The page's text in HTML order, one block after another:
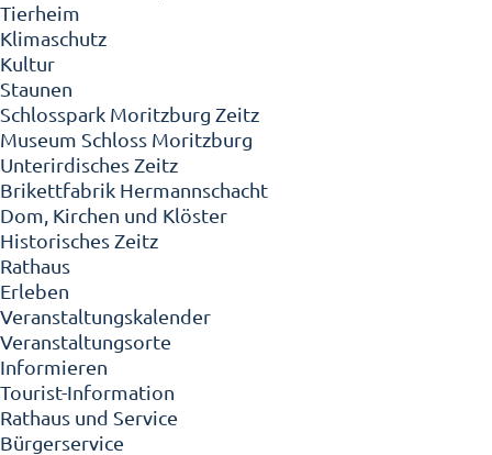
Tierheim
Klimaschutz
Kultur
Staunen
Schlosspark Moritzburg Zeitz
Museum Schloss Moritzburg
Unterirdisches Zeitz
Brikettfabrik Hermannschacht
Dom, Kirchen und Klöster
Historisches Zeitz
Rathaus
Erleben
Veranstaltungskalender
Veranstaltungsorte
Informieren
Tourist-Information
Rathaus und Service
Bürgerservice